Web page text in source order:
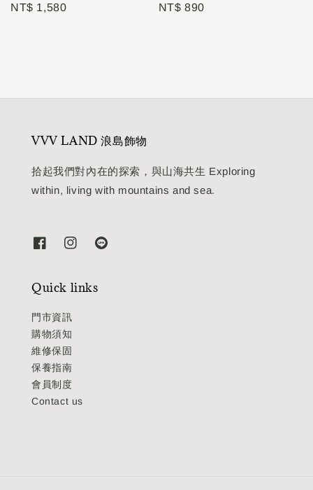
Regular
NT$ 1,580
Regular
NT$ 890
VVV LAND 浪島飾物
拾起我們對內在的探索，與山海共生 Exploring
within, living with mountains and sea.
Quick links
門市資訊
購物須知
維修保固
保養指南
會員制度
Contact us